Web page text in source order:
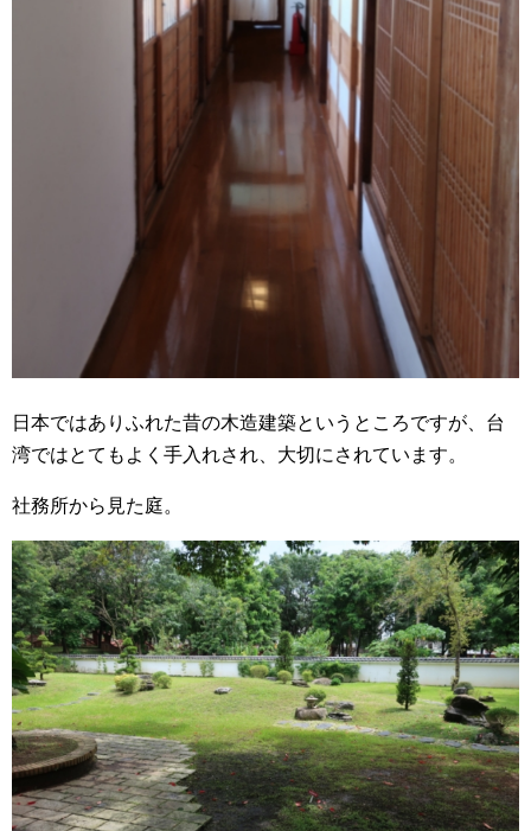
日本ではありふれた昔の木造建築というところですが、台
湾ではとてもよく手入れされ、大切にされています。
社務所から見た庭。